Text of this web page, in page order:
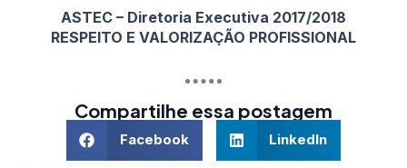
ASTEC – Diretoria Executiva 2017/2018
RESPEITO E VALORIZAÇÃO PROFISSIONAL
Compartilhe essa postagem
Facebook LinkedIn